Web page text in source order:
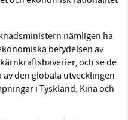
nämligen ha
betydelsen av
och se de
den globala utvecklingen
i Tyskland, Kina och